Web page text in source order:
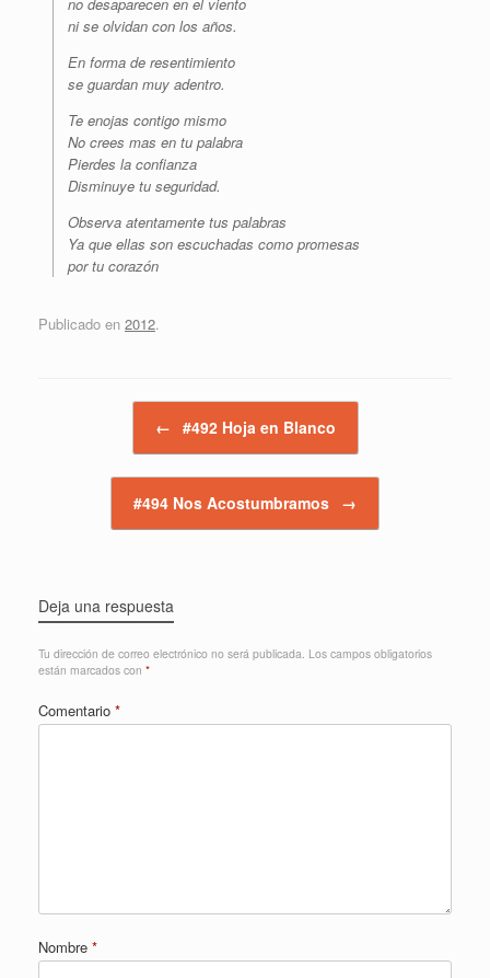
ni se olvidan con los años.
En forma de resentimiento
se guardan muy adentro.
Te enojas contigo mismo
No crees mas en tu palabra
Pierdes la confianza
Disminuye tu seguridad.
Observa atentamente tus palabras
Ya que ellas son escuchadas como promesas
por tu corazón
Publicado en 2012.
← #492 Hoja en Blanco
#494 Nos Acostumbramos →
Deja una respuesta
Tu dirección de correo electrónico no será publicada. Los campos obligatorios
están marcados con *
Comentario *
Nombre *